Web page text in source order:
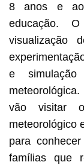
8 anos e
educação.
visualização
e
vão visitar
meteorológico
para
famílias que